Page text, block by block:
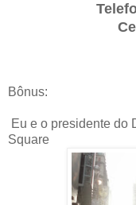
Bônus:
Eu e o presidente do
Square